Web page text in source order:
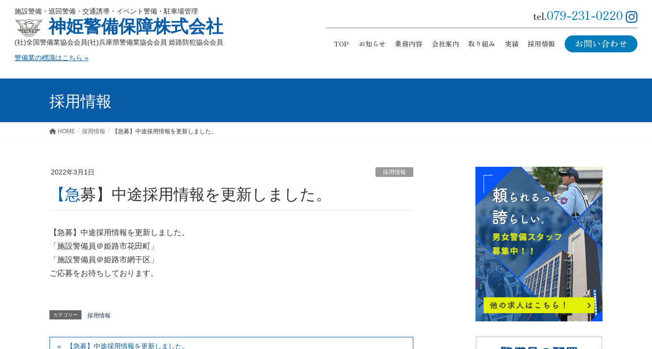
施設警備・巡回警備・交通誘導・イベント警備・駐車場管理
神姫警備保障株式会社
(社)全国警備業協会会員(社)兵庫県警備業協会会員 姫路防犯協会会員
警備業の標識はこちら »
tel.079-231-0220
TOP お知らせ 業務内容 会社案内 取り組み 実績 採用情報 お問い合わせ
採用情報
HOME 採用情報 【急募】中途採用情報を更新しました。
2022年3月1日 採用情報
【急募】中途採用情報を更新しました。
【急募】中途採用情報を更新しました。
「施設警備員＠姫路市花田町」
「施設警備員＠姫路市網干区」
ご応募をお待ちしております。
カテゴリー 採用情報
【急募】中途採用情報を更新しました。